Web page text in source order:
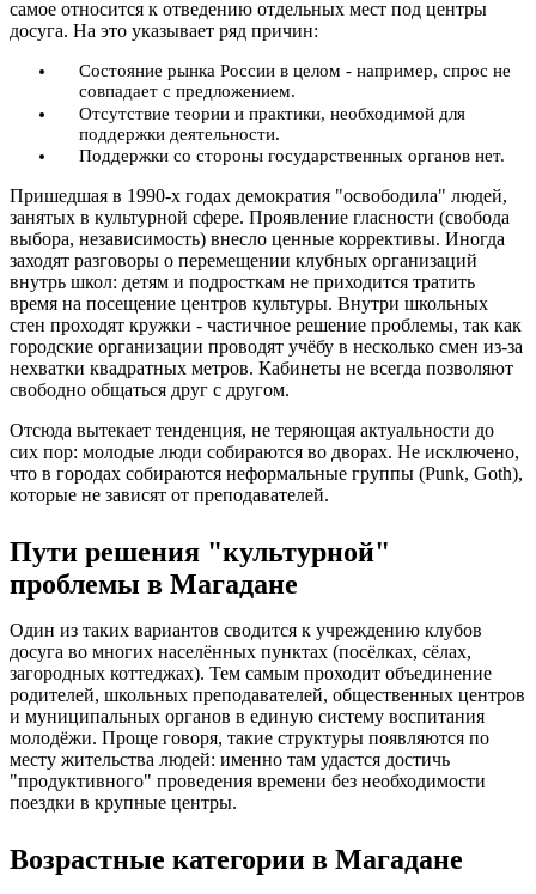
самое относится к отведению отдельных мест под центры
досуга. На это указывает ряд причин:
Состояние рынка России в целом - например, спрос не
совпадает с предложением.
Отсутствие теории и практики, необходимой для
поддержки деятельности.
Поддержки со стороны государственных органов нет.
Пришедшая в 1990-х годах демократия "освободила" людей,
занятых в культурной сфере. Проявление гласности (свобода
выбора, независимость) внесло ценные коррективы. Иногда
заходят разговоры о перемещении клубных организаций
внутрь школ: детям и подросткам не приходится тратить
время на посещение центров культуры. Внутри школьных
стен проходят кружки - частичное решение проблемы, так как
городские организации проводят учёбу в несколько смен из-за
нехватки квадратных метров. Кабинеты не всегда позволяют
свободно общаться друг с другом.
Отсюда вытекает тенденция, не теряющая актуальности до
сих пор: молодые люди собираются во дворах. Не исключено,
что в городах собираются неформальные группы (Punk, Goth),
которые не зависят от преподавателей.
Пути решения "культурной"
проблемы в Магадане
Один из таких вариантов сводится к учреждению клубов
досуга во многих населённых пунктах (посёлках, сёлах,
загородных коттеджах). Тем самым проходит объединение
родителей, школьных преподавателей, общественных центров
и муниципальных органов в единую систему воспитания
молодёжи. Проще говоря, такие структуры появляются по
месту жительства людей: именно там удастся достичь
"продуктивного" проведения времени без необходимости
поездки в крупные центры.
Возрастные категории в Магадане